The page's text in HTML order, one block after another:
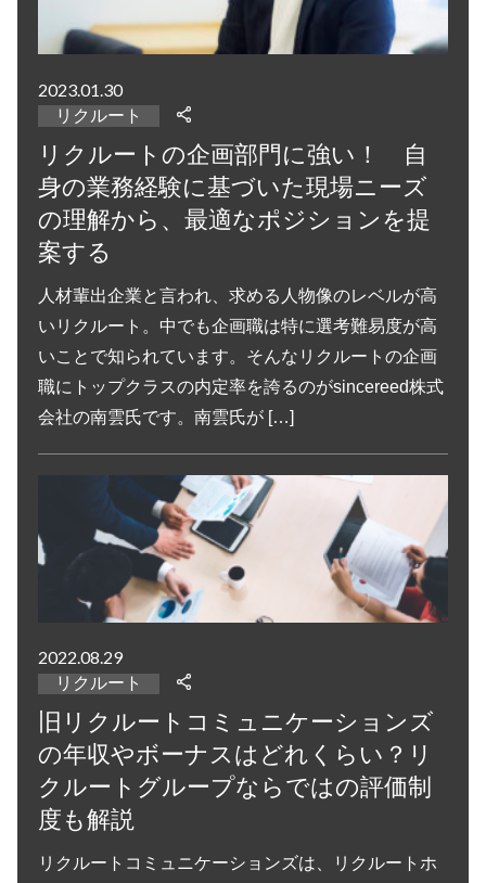
2023.01.30
リクルート
リクルートの企画部門に強い！ 自
身の業務経験に基づいた現場ニーズ
の理解から、最適なポジションを提
案する
人材輩出企業と言われ、求める人物像のレベルが高
いリクルート。中でも企画職は特に選考難易度が高
いことで知られています。そんなリクルートの企画
職にトップクラスの内定率を誇るのがsincereed株式
会社の南雲氏です。南雲氏が […]
2022.08.29
リクルート
旧リクルートコミュニケーションズ
の年収やボーナスはどれくらい？リ
クルートグループならではの評価制
度も解説
リクルートコミュニケーションズは、リクルートホ